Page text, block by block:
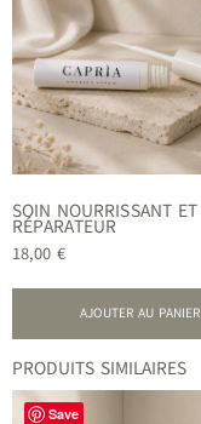
SOIN NOURRISSANT ET
RÉPARATEUR
18,00 €
AJOUTER AU PANIER
PRODUITS SIMILAIRES
Save